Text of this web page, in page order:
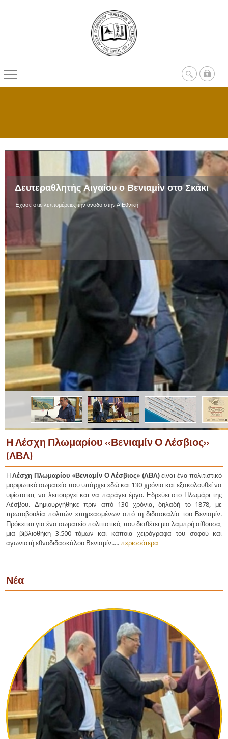
Δευτεραθλητής Αιγαίου ο Βενιαμίν στο Σκάκι
Έχασε στις λεπτομέρειες την άνοδο στην Ά Εθνική
Η Λέσχη Πλωμαρίου «Βενιαμίν Ο Λέσβιος»
(ΛΒΛ)
ΗΛέσχη Πλωμαρίου «Βενιαμίν Ο Λέσβιος» (ΛΒΛ)είναι ένα πολιτιστικό
μορφωτικό σωματείο που υπάρχει εδώ και 130 χρόνια και εξακολουθεί να
υφίσταται, να λειτουργεί και να παράγει έργο. Εδρεύει στο Πλωμάρι της
Λέσβου. Δημιουργήθηκε πριν από 130 χρόνια, δηλαδή το 1878, με
πρωτοβουλία πολιτών επηρεασμένων από τη διδασκαλία του Βενιαμίν.
Πρόκειται για ένα σωματείο πολιτιστικό, που διαθέτει μια λαμπρή αίθουσα,
μια βιβλιοθήκη 3.500 τόμων και κάποια χειρόγραφα του σοφού και
αγωνιστή εθνοδιδασκάλου Βενιαμίν..... περισσότερα
Νέα